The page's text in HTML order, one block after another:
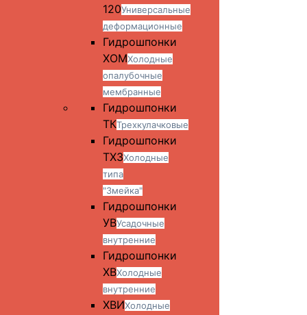
120Универсальные
деформационные
Гидрошпонки
ХОМХолодные
опалубочные
мембранные
Гидрошпонки
ТКТрехкулачковые
Гидрошпонки
ТХЗХолодные
типа
"Змейка"
Гидрошпонки
УВУсадочные
внутренние
Гидрошпонки
ХВХолодные
внутренние
ХВИХолодные